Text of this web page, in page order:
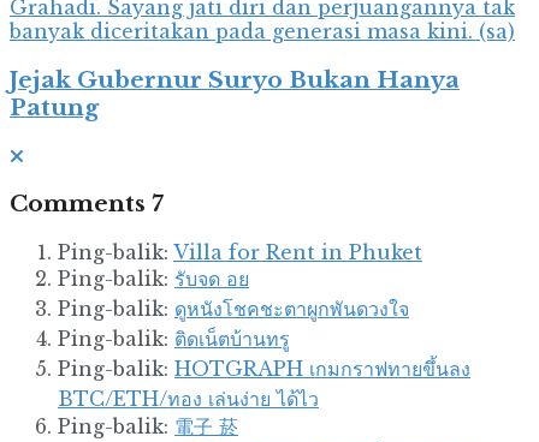
Jejak Gubernur Suryo Bukan Hanya
Patung
Comments 7
Ping-balik: Villa for Rent in Phuket
Ping-balik: รับจด อย
Ping-balik: ดูหนังโชคชะตาผูกพันดวงใจ
Ping-balik: ติดเน็ตบ้านทรู
Ping-balik: HOTGRAPH เกมกราฟทายขึ้นลง
BTC/ETH/ทอง เล่นง่าย ได้ไว
Ping-balik: 電子 菸